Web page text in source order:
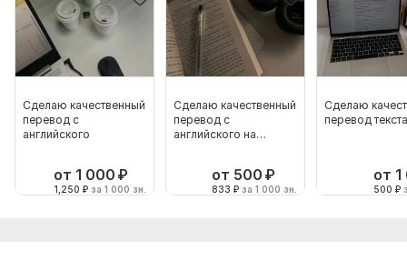
Сделаю качественный
перевод с
английского
от 1 000 ₽
1,250 ₽ за 1 000 зн.
Сделаю качественный
перевод с
английского на
от 500 ₽
833 ₽ за 1 000 зн.
Сделаю
перевод текста
от
500 ₽